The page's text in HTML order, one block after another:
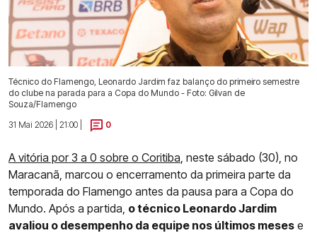
Técnico do Flamengo, Leonardo Jardim faz balanço do primeiro semestre
do clube na parada para a Copa do Mundo - Foto: Gilvan de
Souza/Flamengo
31 Mai 2026 | 21:00 |
0
A vitória por 3 a 0 sobre o Coritiba , neste sábado (30), no
Maracanã, marcou o encerramento da primeira parte da
temporada do Flamengo antes da pausa para a Copa do
Mundo. Após a partida, o técnico Leonardo Jardim
avaliou o desempenho da equipe nos últimos meses e